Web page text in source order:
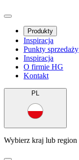
Produkty
Inspiracja
Punkty sprzedaży
Inspiracja
O firmie HG
Kontakt
PL
Wybierz kraj lub region